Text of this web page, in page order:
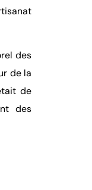
des
de la
de
des